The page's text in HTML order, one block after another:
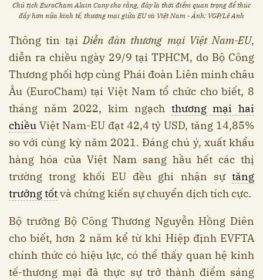
Chủ tịch EuroCham Alain Cany cho rằng, đây là thời điểm quan trọng để thúc
đẩy hơn nữa kinh tế, thương mại giữa EU và Việt Nam - Ảnh: VGP/Lê Anh
Thông tin tạiDiễn đàn thương mại Việt Nam-EU,
diễn ra chiều ngày 29/9 tại TPHCM, do Bộ Công
Thương phối hợp cùng Phái đoàn Liên minh châu
Âu (EuroCham) tại Việt Nam tổ chức cho biết, 8
tháng năm 2022, kim ngạch thương mại hai
chiều Việt Nam-EU đạt 42,4 tỷ USD, tăng 14,85%
so với cùng kỳ năm 2021. Đáng chú ý, xuất khẩu
hàng hóa của Việt Nam sang hầu hết các thị
trường trong khối EU đều ghi nhận sự tăng
trưởng tốtvà chứng kiến sự chuyển dịch tích cực.
Bộ trưởng Bộ Công Thương Nguyễn Hồng Diên
cho biết, hơn 2 năm kể từ khi Hiệp định EVFTA
chính thức có hiệu lực, có thể thấy quan hệ kinh
tế-thương mại đã thực sự trở thành điểm sáng